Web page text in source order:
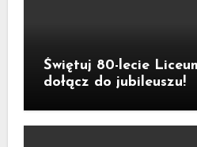
Świętuj 80-lecie
dołącz do jubileuszu!